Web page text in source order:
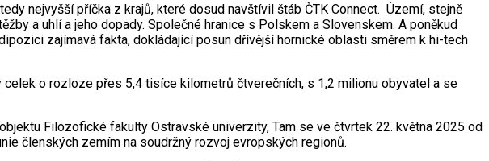
nejvyšší příčka z krajů, které dosud navštívil štáb ČTK Connect. Území, stejně
a uhlí a jeho dopady. Společné hranice s Polskem a Slovenskem. A poněkud
zajímavá fakta, dokládající posun dřívější hornické oblasti směrem k hi-tech
o rozloze přes 5,4 tisíce kilometrů čtverečních, s 1,2 milionu obyvatel a se
Filozofické fakulty Ostravské univerzity, Tam se ve čtvrtek 22. května 2025 od
členských zemím na soudržný rozvoj evropských regionů.